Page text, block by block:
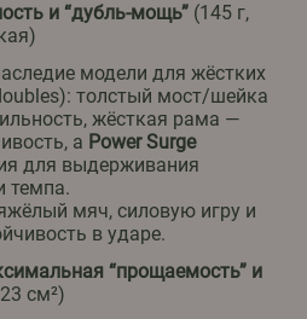
и “дубль-мощь” (145 г,
модели для жёстких
толстый мост/шейка
жёсткая рама —
а Power Surge
для выдерживания
темпа.
мяч, силовую игру и
в ударе.
“прощаемость” и
см²)